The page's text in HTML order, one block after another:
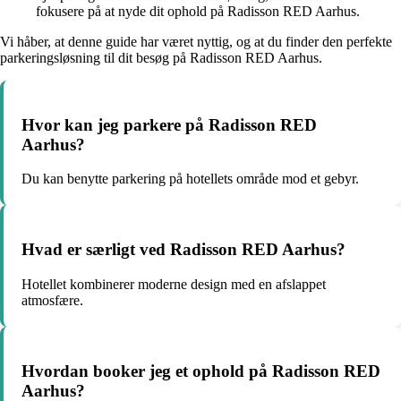
fokusere på at nyde dit ophold på Radisson RED Aarhus.
Vi håber, at denne guide har været nyttig, og at du finder den perfekte
parkeringsløsning til dit besøg på Radisson RED Aarhus.
Hvor kan jeg parkere på Radisson RED
Aarhus?
Du kan benytte parkering på hotellets område mod et gebyr.
Hvad er særligt ved Radisson RED Aarhus?
Hotellet kombinerer moderne design med en afslappet
atmosfære.
Hvordan booker jeg et ophold på Radisson RED
Aarhus?